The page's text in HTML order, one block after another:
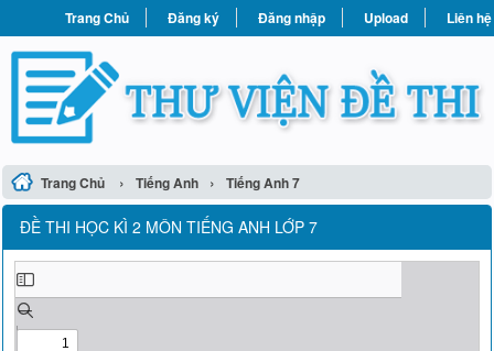
Trang Chủ Đăng ký Đăng nhập Upload Liên hệ
Trang Chủ › Tiếng Anh › Tiếng Anh 7
ĐỀ THI HỌC KÌ 2 MÔN TIẾNG ANH LỚP 7